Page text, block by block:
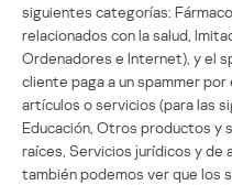
siguientes categorías:
relacionados con la salud,
Ordenadores e Internet), y el
cliente paga a un spammer
artículos o servicios (para las
Educación, Otros productos y
raíces, Servicios jurídicos y de
también podemos ver que los